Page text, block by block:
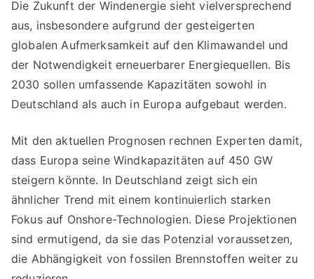
Die Zukunft der Windenergie sieht vielversprechend
aus, insbesondere aufgrund der gesteigerten
globalen Aufmerksamkeit auf den Klimawandel und
der Notwendigkeit erneuerbarer Energiequellen. Bis
2030 sollen umfassende Kapazitäten sowohl in
Deutschland als auch in Europa aufgebaut werden.
Mit den aktuellen Prognosen rechnen Experten damit,
dass Europa seine Windkapazitäten auf 450 GW
steigern könnte. In Deutschland zeigt sich ein
ähnlicher Trend mit einem kontinuierlich starken
Fokus auf Onshore-Technologien. Diese Projektionen
sind ermutigend, da sie das Potenzial voraussetzen,
die Abhängigkeit von fossilen Brennstoffen weiter zu